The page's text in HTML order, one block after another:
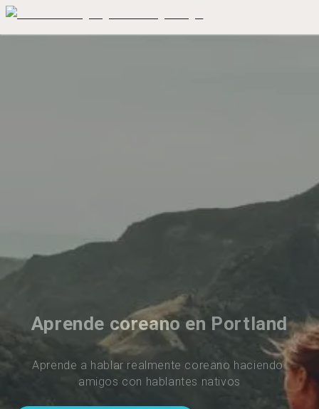
Aprende coreano en Portland
Aprende a hablar realmente coreano haciendo
amigos con hablantes nativos